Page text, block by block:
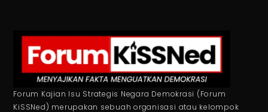
Forum Kajian Isu Strategis Negara Demokrasi (Forum
KiSSNed) merupakan sebuah organisasi atau kelompok